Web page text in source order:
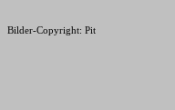
Bilder-Copyright: Pit